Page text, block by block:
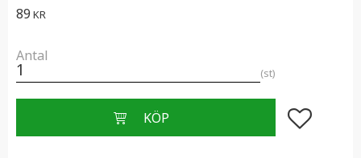
89 KR
Antal
st
Lägg till i